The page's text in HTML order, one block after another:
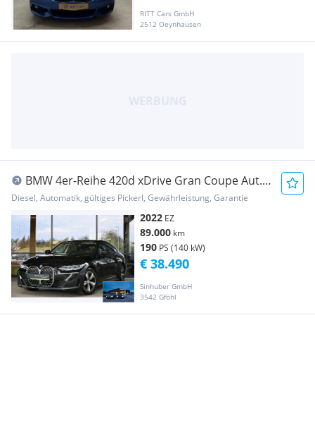
RITT Cars GmbH
2512 Oeynhausen
BMW 4er-Reihe 420d xDrive Gran Coupe Aut.
ACC, Laserlicht, St...
Diesel, Automatik, gültiges Pickerl, Gewährleistung, Garantie
2022 EZ
89.000 km
190 PS (140 kW)
Sinhuber GmbH
3542 Gföhl
€ 38.490